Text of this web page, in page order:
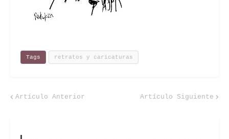
Tags retratos y caricaturas
Artículo Anterior Artículo Siguiente